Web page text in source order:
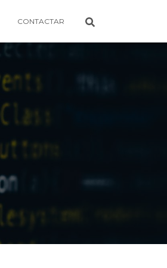
CONTACTAR